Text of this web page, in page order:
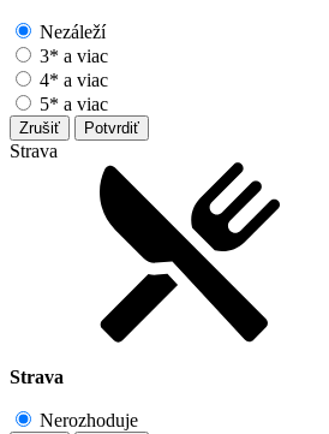
Nezáleží
3* a viac
4* a viac
5* a viac
Zrušiť Potvrdiť
Strava
Strava
Nerozhoduje